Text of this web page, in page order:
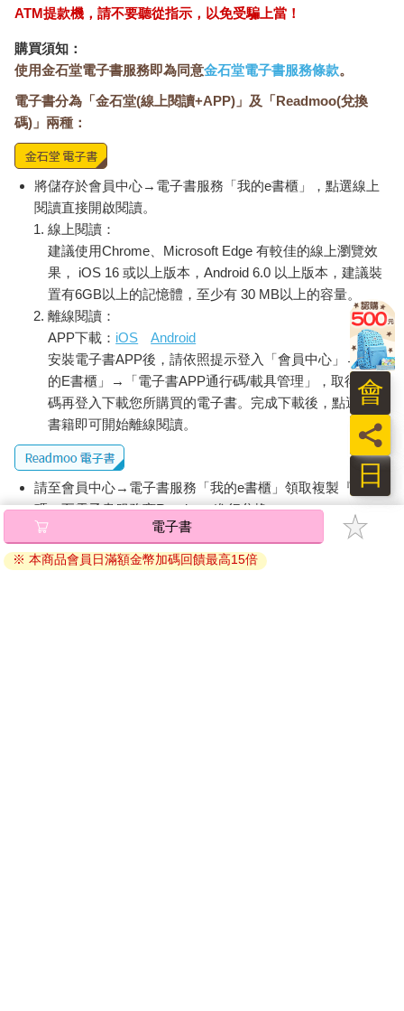
ATM提款機，請不要聽從指示，以免受騙上當！
購買須知：
使用金石堂電子書服務即為同意金石堂電子書服務條款。
電子書分為「金石堂(線上閱讀+APP)」及「Readmoo(兌換
碼)」兩種：
將儲存於會員中心→電子書服務「我的e書櫃」，點選線上
閱讀直接開啟閱讀。
線上閱讀：
建議使用Chrome、Microsoft Edge 有較佳的線上瀏覽效
果， iOS 16 或以上版本，Android 6.0 以上版本，建議裝
置有6GB以上的記憶體，至少有 30 MB以上的容量。
離線閱讀：
APP下載： iOS
Android
安裝電子書APP後，請依照提示登入「會員中心」→「我
的E書櫃」→「電子書APP通行碼/載具管理」，取得通行
碼再登入下載您所購買的電子書。完成下載後，點選任一
書籍即可開始離線閱讀。
請至會員中心→電子書服務「我的e書櫃」領取複製『兌換
碼』至電子書服務商Readmoo進行兌換。
退換貨須知：
因版權保護，您在金石堂所購買的電子書僅能以金石堂專屬
電子書
※ 本商品會員日滿額金幣加碼回饋最高15倍
日
員
會